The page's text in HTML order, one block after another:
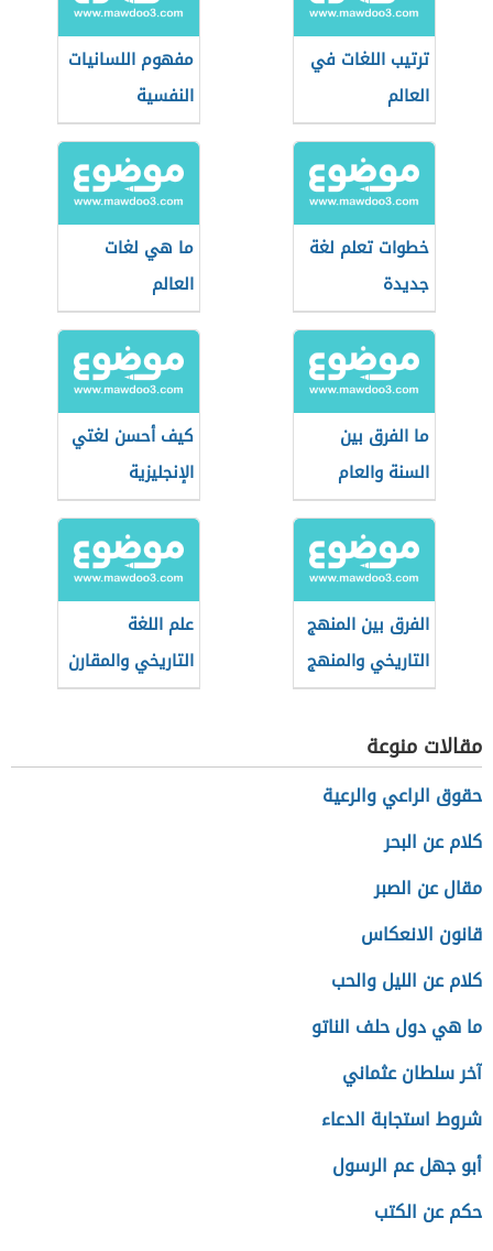
ترتيب اللغات في
العالم
مفهوم اللسانيات
النفسية
خطوات تعلم لغة
جديدة
ما هي لغات
العالم
ما الفرق بين
السنة والعام
كيف أحسن لغتي
الإنجليزية
الفرق بين المنهج
التاريخي والمنهج
الاجتماعي
علم اللغة
التاريخي والمقارن
مقالات منوعة
حقوق الراعي والرعية
كلام عن البحر
مقال عن الصبر
قانون الانعكاس
كلام عن الليل والحب
ما هي دول حلف الناتو
آخر سلطان عثماني
شروط استجابة الدعاء
أبو جهل عم الرسول
حكم عن الكتب